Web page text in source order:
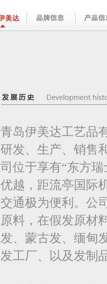
青岛伊美达工艺品
研发、生产、销售
司位于享有“东方
优越，距流亭国际
交通极为便利。公
原料，在假发原材
发、蒙古发、缅甸
发工厂、以及发制